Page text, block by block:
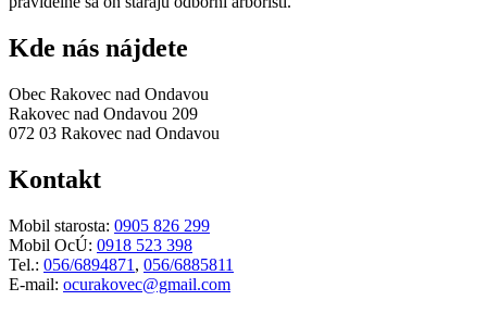
Kde nás nájdete
Obec Rakovec nad Ondavou
Rakovec nad Ondavou 209
072 03 Rakovec nad Ondavou
Kontakt
Mobil starosta: 0905 826 299
Mobil OcÚ: 0918 523 398
Tel.: 056/6894871 , 056/6885811
E-mail: ocurakovec@gmail.com